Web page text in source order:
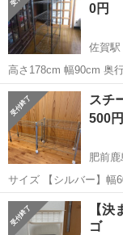
のシート製造◇ ＊クリ
0円
佐賀駅
高さ178cm 幅90cm 奥
できると思います。 室外での
りますので、掃除など
方。 搬出もお手...
佐賀 佐賀市
スチ
500円
肥前鹿
サイズ 【シルバー】幅
60cm/高さ50cm/奥行き35cm 中古のため多少の使用感は
理解いただける方のみお願いします。 近く
引...
佐賀 鹿島市 肥
【
ゴ